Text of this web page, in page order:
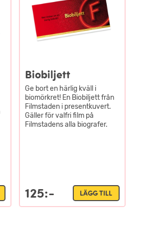
Biobiljett
Ge bort en härlig kväll i
biomörkret! En Biobiljett från
Filmstaden i presentkuvert.
Gäller för valfri film på
Filmstadens alla biografer.
125:- LÄGG TILL